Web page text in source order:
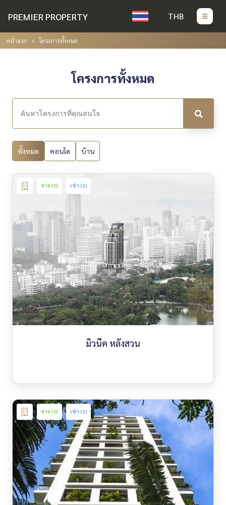
PREMIER PROPERTY THB
หน้าแรก โครงการทั้งหมด
โครงการทั้งหมด
ทั้งหมด คอนโด บ้าน
ขาย (0) เช่า (2)
มิวนีค หลังสวน
ขาย (0) เช่า (1)